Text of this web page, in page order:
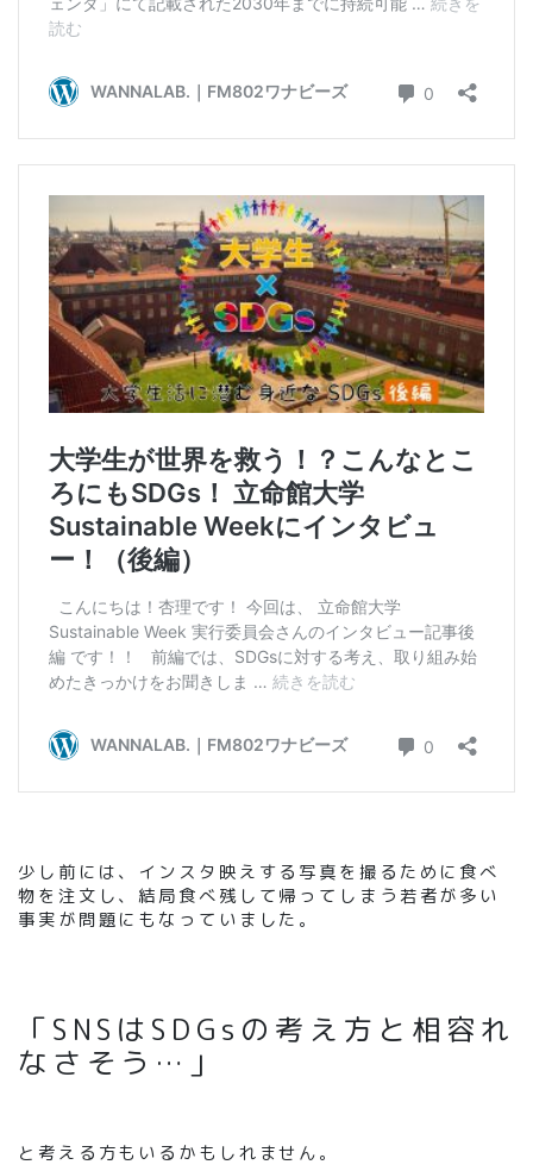
少し前には、インスタ映えする写真を撮るために食べ
物を注文し、結局食べ残して帰ってしまう若者が多い
事実が問題にもなっていました。
「SNSはSDGsの考え方と相容れ
なさそう…」
と考える方もいるかもしれません。